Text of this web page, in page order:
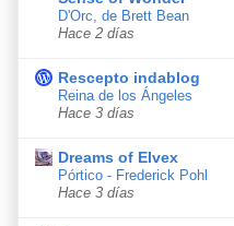
D'Orc, de Brett Bean
Hace 2 días
Rescepto indablog
Reina de los Ángeles
Hace 3 días
Dreams of Elvex
Pórtico - Frederick Pohl
Hace 3 días